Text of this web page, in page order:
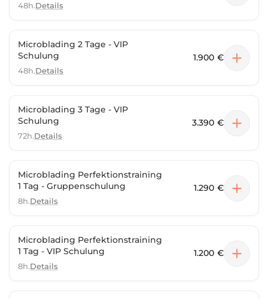
48h.Details
Microblading 2 Tage - VIP
Schulung
48h.Details
1.900 €
Microblading 3 Tage - VIP
Schulung
72h.Details
3.390 €
Microblading Perfektionstraining
1 Tag - Gruppenschulung
8h.Details
1.290 €
Microblading Perfektionstraining
1 Tag - VIP Schulung
8h.Details
1.200 €